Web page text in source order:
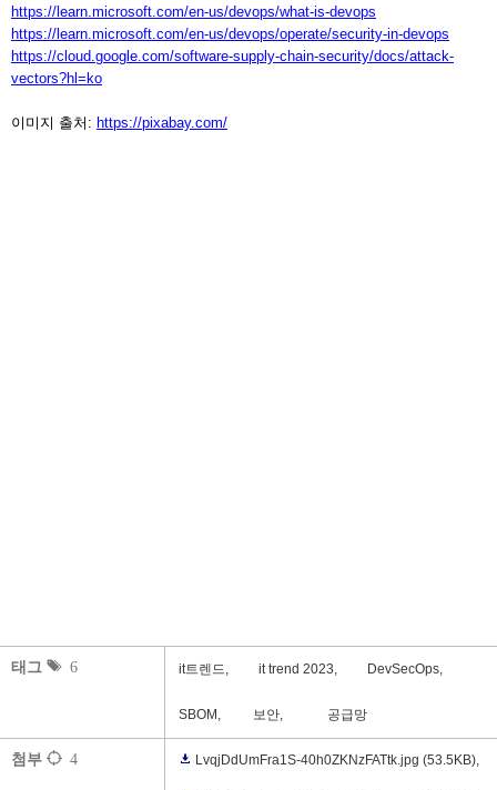
https://learn.microsoft.com/en-us/devops/what-is-devops
https://learn.microsoft.com/en-us/devops/operate/security-in-devops
https://cloud.google.com/software-supply-chain-security/docs/attack-
vectors?hl=ko
이미지 출처: https://pixabay.com/
태그 6 it트렌드, it trend 2023, DevSecOps,
SBOM, 보안, 공급망
첨부 4 LvqjDdUmFra1S-40h0ZKNzFATtk.jpg (53.5KB),